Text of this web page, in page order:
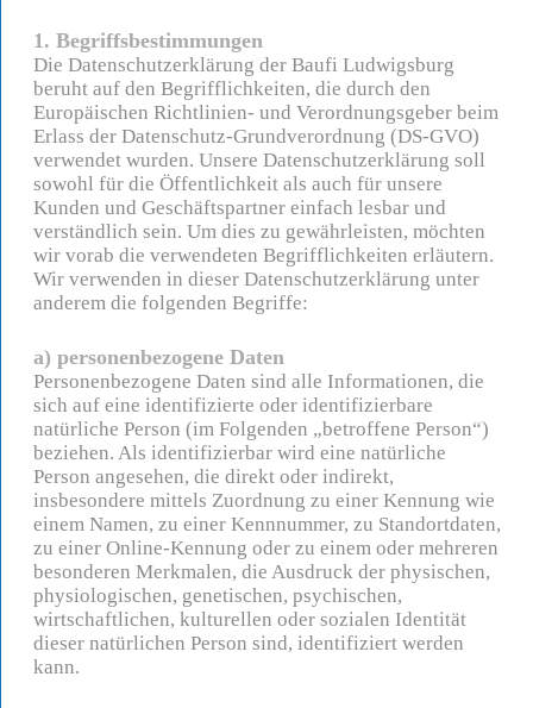
1. Begriffsbestimmungen
Die Datenschutzerklärung der Baufi Ludwigsburg
beruht auf den Begrifflichkeiten, die durch den
Europäischen Richtlinien- und Verordnungsgeber beim
Erlass der Datenschutz-Grundverordnung (DS-GVO)
verwendet wurden. Unsere Datenschutzerklärung soll
sowohl für die Öffentlichkeit als auch für unsere
Kunden und Geschäftspartner einfach lesbar und
verständlich sein. Um dies zu gewährleisten, möchten
wir vorab die verwendeten Begrifflichkeiten erläutern.
Wir verwenden in dieser Datenschutzerklärung unter
anderem die folgenden Begriffe:
a) personenbezogene Daten
Personenbezogene Daten sind alle Informationen, die
sich auf eine identifizierte oder identifizierbare
natürliche Person (im Folgenden „betroffene Person“)
beziehen. Als identifizierbar wird eine natürliche
Person angesehen, die direkt oder indirekt,
insbesondere mittels Zuordnung zu einer Kennung wie
einem Namen, zu einer Kennnummer, zu Standortdaten,
zu einer Online-Kennung oder zu einem oder mehreren
besonderen Merkmalen, die Ausdruck der physischen,
physiologischen, genetischen, psychischen,
wirtschaftlichen, kulturellen oder sozialen Identität
dieser natürlichen Person sind, identifiziert werden
kann.